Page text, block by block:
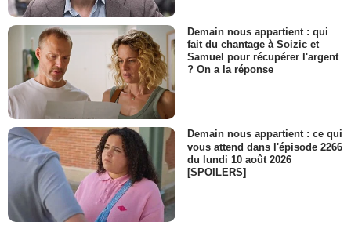
Demain nous appartient : qui
fait du chantage à Soizic et
Samuel pour récupérer l'argent
? On a la réponse
Demain nous appartient : ce qui
vous attend dans l'épisode 2266
du lundi 10 août 2026
[SPOILERS]